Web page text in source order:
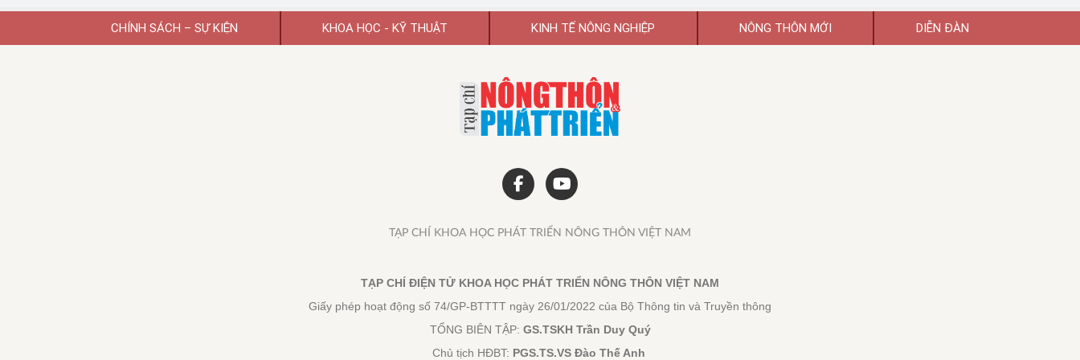
CHÍNH SÁCH – SỰ KIỆN KHOA HỌC - KỸ THUẬT KINH TẾ NÔNG NGHIỆP NÔNG THÔN MỚI DIỄN ĐÀN
TẠP CHÍ KHOA HỌC PHÁT TRIỂN NÔNG THÔN VIỆT NAM
TẠP CHÍ ĐIỆN TỬ KHOA HỌC PHÁT TRIỂN NÔNG THÔN VIỆT NAM
Giấy phép hoạt động số 74/GP-BTTTT ngày 26/01/2022 của Bộ Thông tin và Truyền thông
TỔNG BIÊN TẬP: GS.TSKH Trần Duy Quý
Chủ tịch HĐBT: PGS.TS.VS Đào Thế Anh